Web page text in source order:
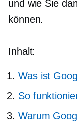
und wie Sie
können.
Inhalt:
Was ist
So
Warum